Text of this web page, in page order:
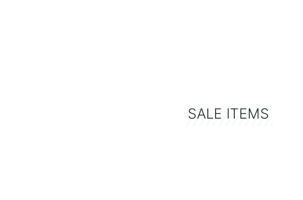
SALE ITEMS